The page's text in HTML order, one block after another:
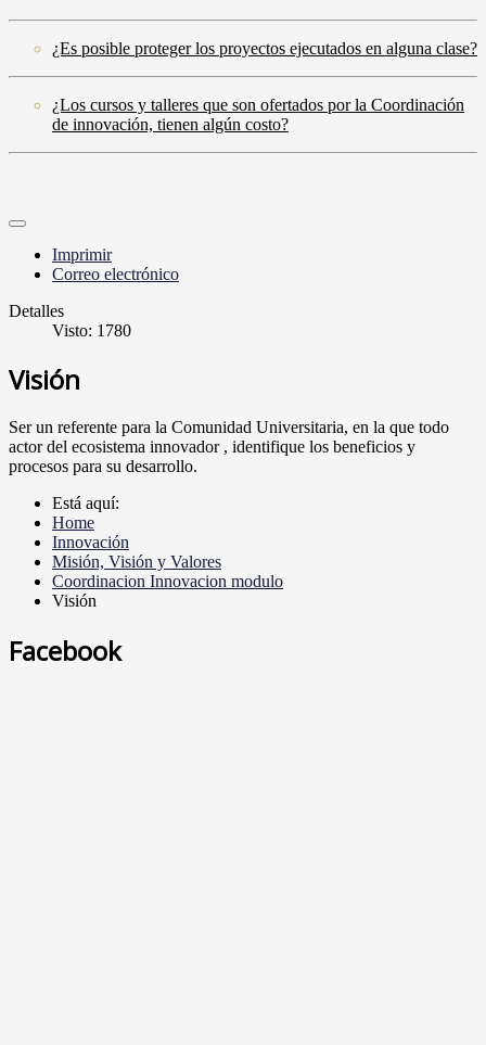
¿Es posible proteger los proyectos ejecutados en alguna clase?
¿Los cursos y talleres que son ofertados por la Coordinación
de innovación, tienen algún costo?
Imprimir
Correo electrónico
Detalles
Visto: 1780
Visión
Ser un referente para la Comunidad Universitaria, en la que todo
actor del ecosistema innovador , identifique los beneficios y
procesos para su desarrollo.
Está aquí:
Home
Innovación
Misión, Visión y Valores
Coordinacion Innovacion modulo
Visión
Facebook